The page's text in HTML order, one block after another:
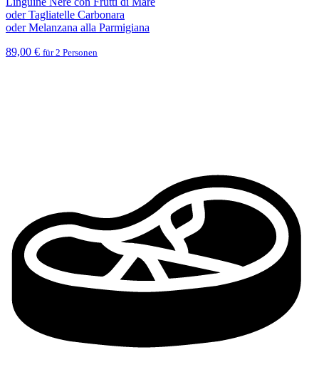
oder Tagliatelle Carbonara
oder Melanzana alla Parmigiana
89,00 € für 2 Personen